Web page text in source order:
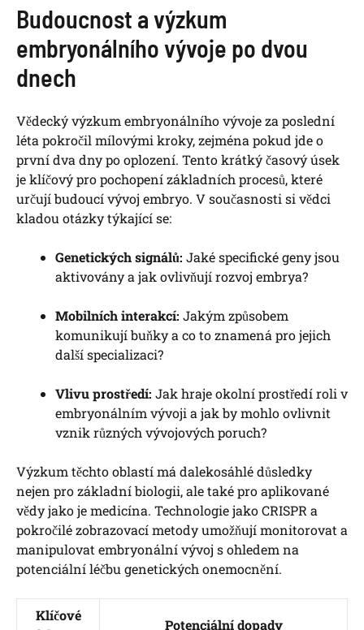
Budoucnost a výzkum
embryonálního vývoje po dvou
dnech
Vědecký výzkum embryonálního vývoje za poslední
léta pokročil mílovými kroky, zejména pokud jde o
první dva dny po oplození. Tento krátký časový úsek
je klíčový pro pochopení základních procesů, které
určují budoucí vývoj embryo. V současnosti si vědci
kladou otázky týkající se:
Genetických signálů: Jaké specifické geny jsou
aktivovány a jak ovlivňují rozvoj embrya?
Mobilních interakcí: Jakým způsobem
komunikují buňky a co to znamená pro jejich
další specializaci?
Vlivu prostředí: Jak hraje okolní prostředí roli v
embryonálním vývoji a jak by mohlo ovlivnit
vznik různých vývojových poruch?
Výzkum těchto oblastí má dalekosáhlé důsledky
nejen pro základní biologii, ale také pro aplikované
vědy jako je medicína. Technologie jako CRISPR a
pokročilé zobrazovací metody umožňují monitorovat a
manipulovat embryonální vývoj s ohledem na
potenciální léčbu genetických onemocnění.
Klíčové
Potenciální dopady